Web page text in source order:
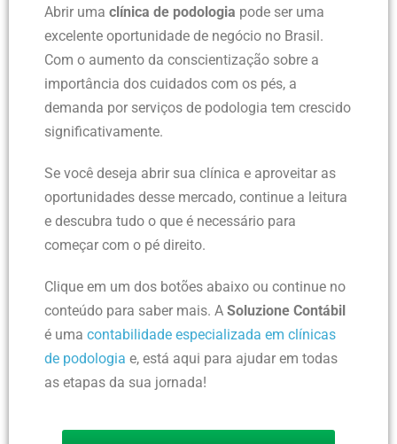
Abrir uma clínica de podologia pode ser uma
excelente oportunidade de negócio no Brasil.
Com o aumento da conscientização sobre a
importância dos cuidados com os pés, a
demanda por serviços de podologia tem crescido
significativamente.
Se você deseja abrir sua clínica e aproveitar as
oportunidades desse mercado, continue a leitura
e descubra tudo o que é necessário para
começar com o pé direito.
Clique em um dos botões abaixo ou continue no
conteúdo para saber mais. A Soluzione Contábil
é uma contabilidade especializada em clínicas
de podologia e, está aqui para ajudar em todas
as etapas da sua jornada!